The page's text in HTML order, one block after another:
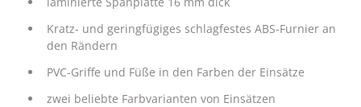
Kratz- und geringfügiges schlagfestes ABS-Furnier an
den Rändern
PVC-Griffe und Füße in den Farben der Einsätze
zwei beliebte Farbvarianten von Einsätzen